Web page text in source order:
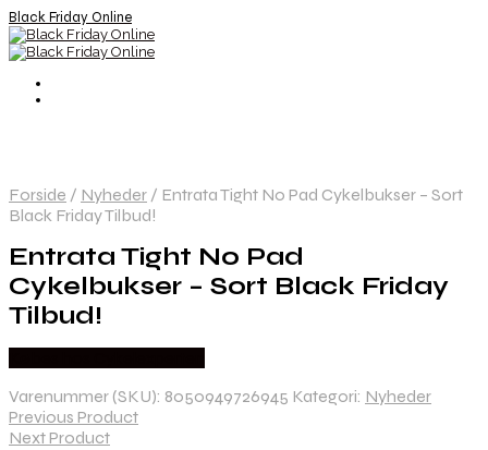
Black Friday Online
Forside / Nyheder / Entrata Tight No Pad Cykelbukser – Sort
Black Friday Tilbud!
Entrata Tight No Pad
Cykelbukser – Sort Black Friday
Tilbud!
Varenummer (SKU): 8050949726945 Kategori: Nyheder
Previous Product
Next Product